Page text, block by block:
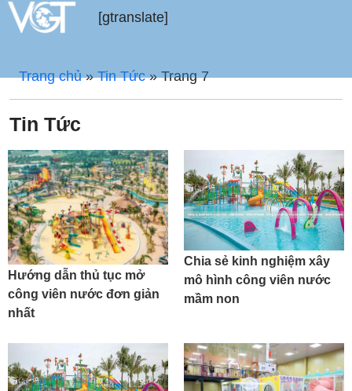
[gtranslate]
Trang chủ»Tin Tức»Trang 7
Tin Tức
Hướng dẫn thủ tục mở
công viên nước đơn giản
nhất
Chia sẻ kinh nghiệm xây
mô hình công viên nước
mầm non